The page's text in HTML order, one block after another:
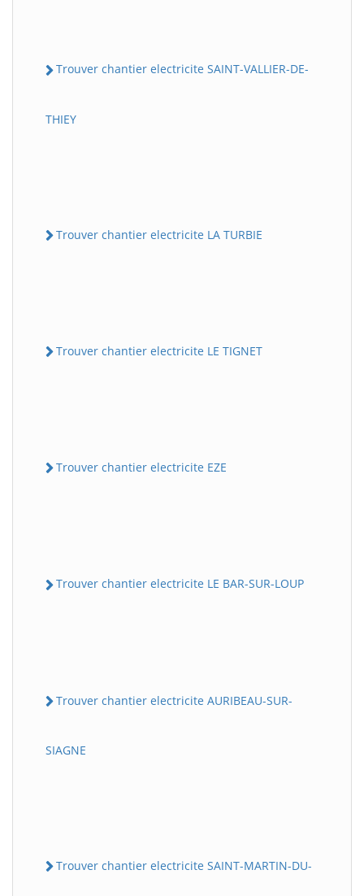
Trouver chantier electricite SAINT-VALLIER-DE-
THIEY
Trouver chantier electricite LA TURBIE
Trouver chantier electricite LE TIGNET
Trouver chantier electricite EZE
Trouver chantier electricite LE BAR-SUR-LOUP
Trouver chantier electricite AURIBEAU-SUR-
SIAGNE
Trouver chantier electricite SAINT-MARTIN-DU-